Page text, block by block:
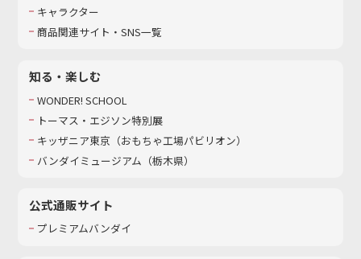
キャラクター
商品関連サイト・SNS一覧
知る・楽しむ
WONDER! SCHOOL
トーマス・エジソン特別展
キッザニア東京（おもちゃ工場パビリオン）​
バンダイミュージアム（栃木県）
公式通販サイト
プレミアムバンダイ